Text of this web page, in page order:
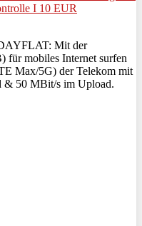
I 10 EUR
Mit der
für mobiles Internet surfen
Max/5G) der Telekom mit
& 50 MBit/s im Upload.